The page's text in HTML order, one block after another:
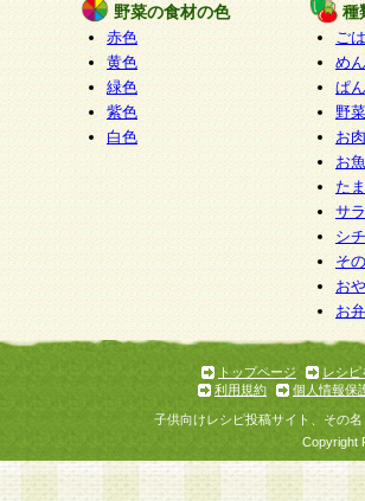
野菜の食材の色
赤色
黄色
緑色
紫色
白色
種
ご
めん
ぱん
野
お
お
た
サ
シ
そ
お
お
トップページ
レシピ
利用規約
個人情報保
子供向けレシピ投稿サイト、その
Copyright